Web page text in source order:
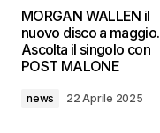
MORGAN WALLEN il
nuovo disco a maggio.
Ascolta il singolo con
POST MALONE
news 22 Aprile 2025